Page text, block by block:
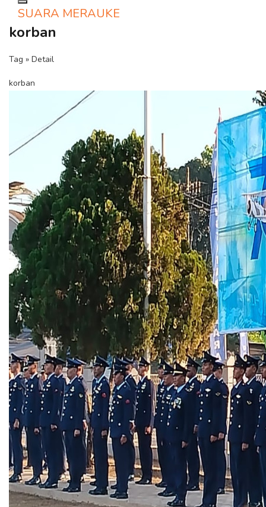
Toggle navigation
SUARA MERAUKE
korban
Tag » Detail
korban